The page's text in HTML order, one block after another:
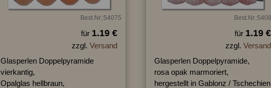
Best.Nr.:54075
für 1.19 €
zzgl. Versand
Glasperlen Doppelpyramide
vierkantig,
Opalglas hellbraun,
für 1.19 €
zzgl. Versand
Glasperlen Doppelpyramide,
rosa opak marmoriert,
hergestellt in Gablonz / Tschechien